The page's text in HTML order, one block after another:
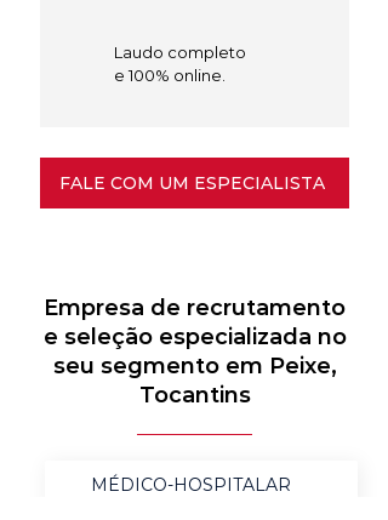
Laudo completo
e 100% online.
FALE COM UM ESPECIALISTA
Empresa de recrutamento
e seleção especializada no
seu segmento em Peixe,
Tocantins
MÉDICO-HOSPITALAR